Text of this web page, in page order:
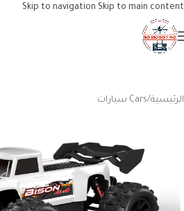
Skip to navigation Skip to main content
الرئيسية/Cars سيارات